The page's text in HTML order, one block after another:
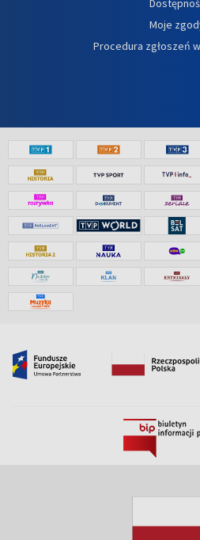
Moje
Procedura zgłoszeń